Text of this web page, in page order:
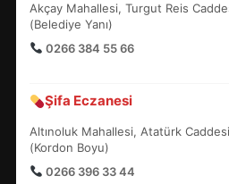
Akçay Mahallesi, Turgut Reis
(Belediye Yanı)
0266 384 55 66
Şifa Eczanesi
Altınoluk Mahallesi, Atatürk
(Kordon Boyu)
0266 396 33 44
6
DEĞİŞTİRİYOR?
7
BURHANİYE
YÖNETİM